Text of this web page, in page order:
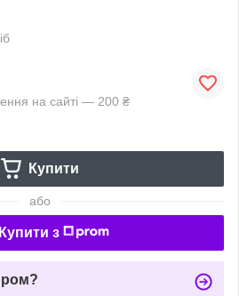
на сайті — 200 ₴
Купити
або
Купити з